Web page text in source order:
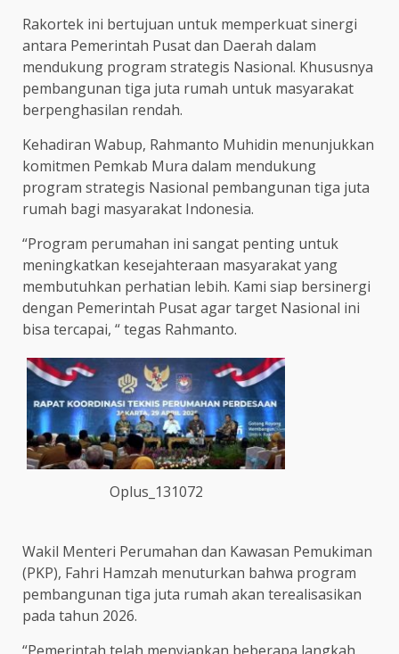
Rakortek ini bertujuan untuk memperkuat sinergi
antara Pemerintah Pusat dan Daerah dalam
mendukung program strategis Nasional. Khususnya
pembangunan tiga juta rumah untuk masyarakat
berpenghasilan rendah.
Kehadiran Wabup, Rahmanto Muhidin menunjukkan
komitmen Pemkab Mura dalam mendukung
program strategis Nasional pembangunan tiga juta
rumah bagi masyarakat Indonesia.
“Program perumahan ini sangat penting untuk
meningkatkan kesejahteraan masyarakat yang
membutuhkan perhatian lebih. Kami siap bersinergi
dengan Pemerintah Pusat agar target Nasional ini
bisa tercapai, “ tegas Rahmanto.
Oplus_131072
Wakil Menteri Perumahan dan Kawasan Pemukiman
(PKP), Fahri Hamzah menuturkan bahwa program
pembangunan tiga juta rumah akan terealisasikan
pada tahun 2026.